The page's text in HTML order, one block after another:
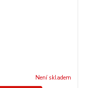
Není skladem